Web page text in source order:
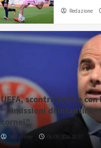
Redazione
UEFA, scontro totale con
“Dimissioni di Infantino
tornei”
Redazione 06/08/2026 18:57